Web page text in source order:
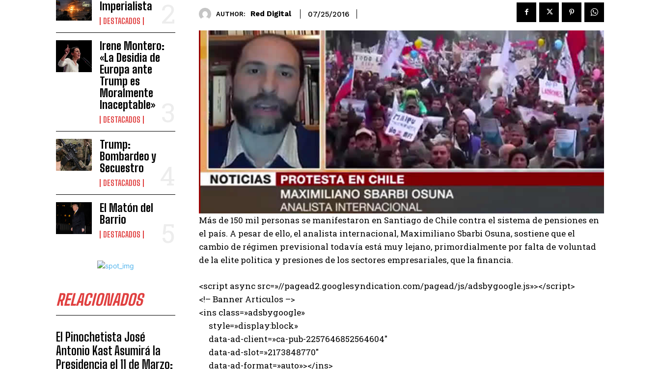
Imperialista
DESTACADOS
Irene Montero:
«La Desidia de
Europa ante
Trump es
Moralmente
Inaceptable»
DESTACADOS
Trump:
Bombardeo y
Secuestro
DESTACADOS
El Matón del
Barrio
DESTACADOS
RELACIONADOS
El Pinochetista José
Antonio Kast Asumirá la
Presidencia el 11 de Marzo:
AUTHOR: Red Digital 07/25/2016
Más de 150 mil personas se manifestaron en Santiago de Chile contra el sistema de pensiones en
el país. A pesar de ello, el analista internacional, Maximiliano Sbarbi Osuna, sostiene que el
cambio de régimen previsional todavía está muy lejano, primordialmente por falta de voluntad
de la elite politica y presiones de los sectores empresariales, que la financia.
<script async src=»//pagead2.googlesyndication.com/pagead/js/adsbygoogle.js»></script>
<!– Banner Articulos –>
<ins class=»adsbygoogle»
style=»display:block»
data-ad-client=»ca-pub-2257646852564604″
data-ad-slot=»2173848770″
data-ad-format=»auto»></ins>